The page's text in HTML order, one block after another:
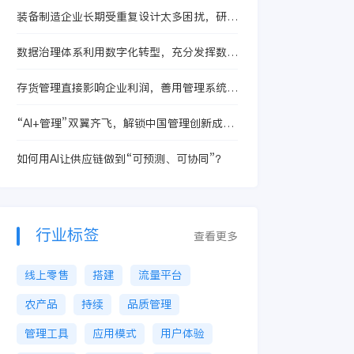
装备制造企业长期受重复设计太多困扰，研发
断点
数据治理体系利用数字化转型，充分发挥数据
存货管理直接影响企业利润，善用管理系统提
“AI+管理”双翼齐飞，解锁中国管理创新成功
如何用AI让供应链做到“可预测、可协同”？
行业标签 查看更多
线上零售 搭建
流量平台
农产品
持续
品质管理
管理工具
应用模式 用户体验